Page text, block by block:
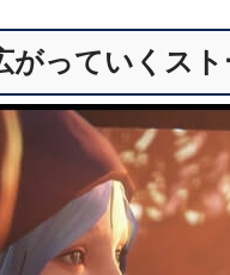
がっていくスト